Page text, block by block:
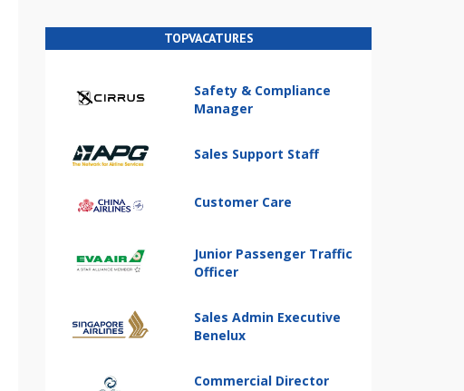
TOPVACATURES
Safety & Compliance
Manager
Sales Support Staff
Customer Care
Junior Passenger Traffic
Officer
Sales Admin Executive
Benelux
Commercial Director